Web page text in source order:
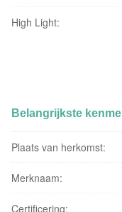
High Light:
Belangrijkste
Plaats van herkomst:
Merknaam:
Certificering: